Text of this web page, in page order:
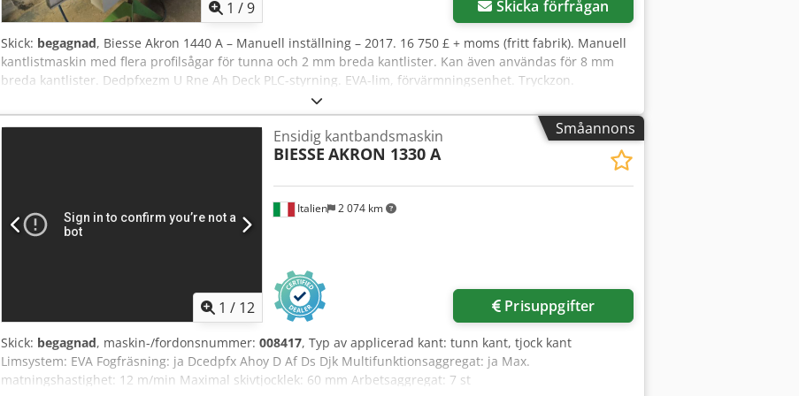
1 /9 Skicka förfrågan
Skick: begagnad, Biesse Akron 1440 A – Manuell inställning – 2017. 16 750 £ + moms (fritt fabrik). Manuell
kantlistmaskin med flera profilsågar för tunna och 2 mm breda kantlister. Kan även användas för 8 mm
breda kantlister. Dedpfxezm U Rne Ah Deck PLC-styrning. EVA-lim, förvärmningsenhet. Tryckzon.
Avkapningssågar. Profilbearbetning av över- och undersida. 2 motoriserade hörnavrundare.
Profilskrapning. Limlinjeskrapa. Polering. Maskinen är fortfarande i drift och levereras med ett
Småannons
1 / 12
Italien 2 074 km
Ensidig kantbandsmaskin
BIESSE AKRON 1330 A
Prisuppgifter
Skick: begagnad, maskin-/fordonsnummer: 008417, Typ av applicerad kant: tunn kant, tjock kant
Limsystem: EVA Fogfräsning: ja Dcedpfx Ahoy D Af Ds Djk Multifunktionsaggregat: ja Max.
matningshastighet: 12 m/min Maximal skivtjocklek: 60 mm Arbetsaggregat: 7 st